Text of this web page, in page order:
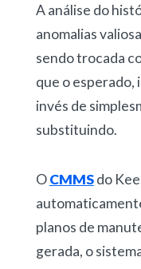
Aanálise do
anomalias
sendo trocada
que o esperado,
invés de
substituindo.
OCMMSdo
planos de
gerada, o